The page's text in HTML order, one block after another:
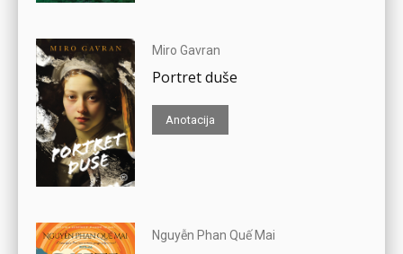
Miro Gavran
Portret duše
Anotacija
Nguyễn Phan Quế Mai